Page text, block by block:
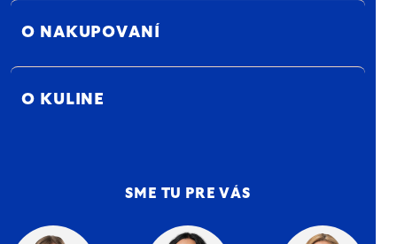
O NAKUPOVANÍ
O KULINE
SME TU PRE VÁS